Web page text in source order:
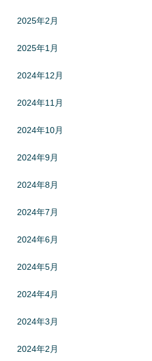
2025年2月
2025年1月
2024年12月
2024年11月
2024年10月
2024年9月
2024年8月
2024年7月
2024年6月
2024年5月
2024年4月
2024年3月
2024年2月